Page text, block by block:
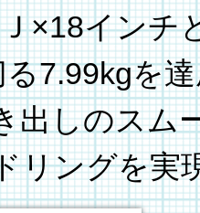
×18インチ
7.99kgを
出しのスム
リングを実